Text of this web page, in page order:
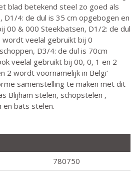
blad betekend steel zo goed als
4: de dul is 35 cm opgebogen en
00 & 000 Steekbatsen, D1/2: de dul
veelal gebruikt bij 0
D3/4: de dul is 70cm
veelal gebruikt bij 00, 0, 1 en 2
2 wordt voornamelijk in Belgi‘
samenstelling te maken met dit
Blijham stelen, schopstelen ,
en bats stelen.
780750